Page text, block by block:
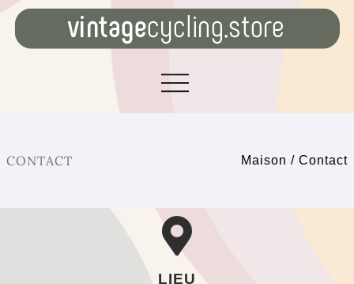
CONTACT Maison / Contact
LIEU